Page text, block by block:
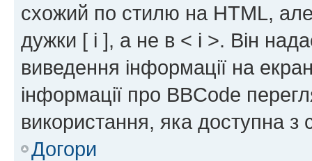
схожий по стилю на HTML, але
дужки [ і ], а не в < і >. Він
виведення інформації на
інформації про BBCode
використання, яка доступна з
Догори